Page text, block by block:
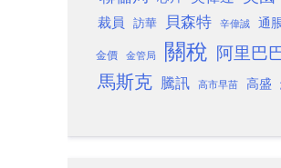
裁員 訪華 貝森特 辛偉誠 通
金價 金管局 關稅 阿里巴
馬斯克 騰訊 高市早苗 高盛